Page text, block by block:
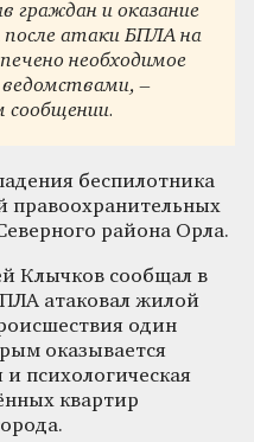
граждан и оказание
атаки БПЛА на
необходимое
ведомствами, –
сообщении.
беспилотника
правоохранительных
района Орла.
Клычков сообщал в
атаковал жилой
один
оказывается
психологическая
квартир